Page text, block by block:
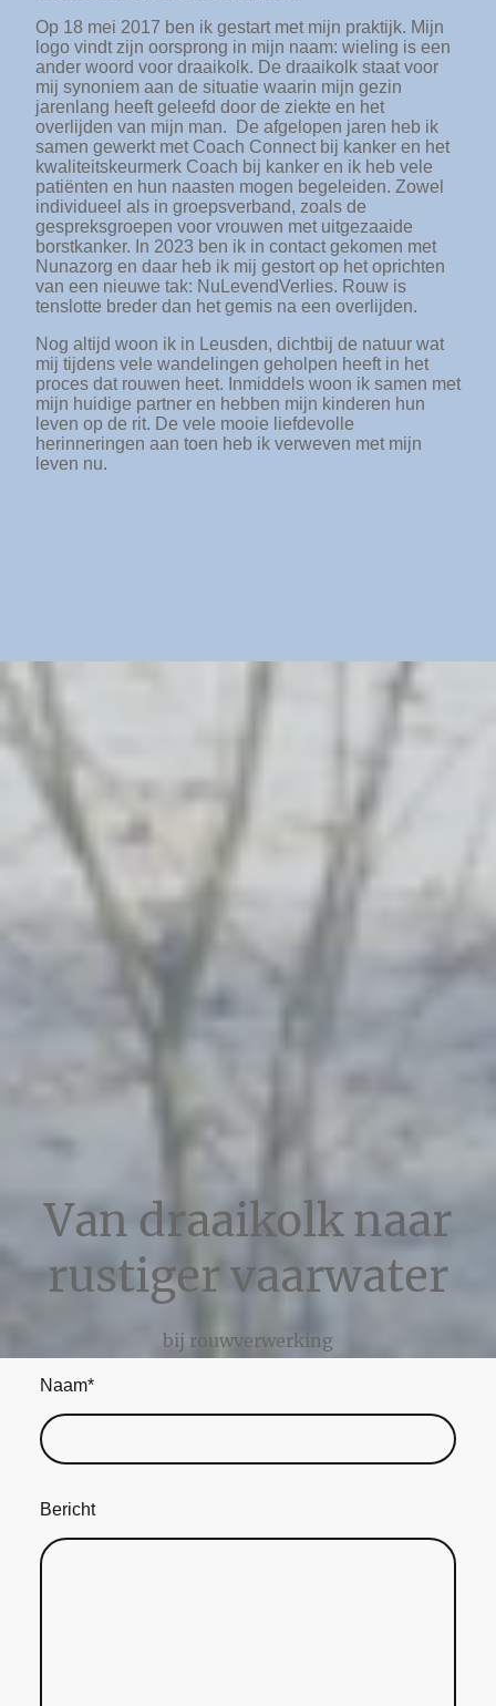
Op 18 mei 2017 ben ik gestart met mijn praktijk. Mijn
logo vindt zijn oorsprong in mijn naam: wieling is een
ander woord voor draaikolk. De draaikolk staat voor
mij synoniem aan de situatie waarin mijn gezin
jarenlang heeft geleefd door de ziekte en het
overlijden van mijn man. De afgelopen jaren heb ik
samen gewerkt met Coach Connect bij kanker en het
kwaliteitskeurmerk Coach bij kanker en ik heb vele
patiënten en hun naasten mogen begeleiden. Zowel
individueel als in groepsverband, zoals de
gespreksgroepen voor vrouwen met uitgezaaide
borstkanker. In 2023 ben ik in contact gekomen met
Nunazorg en daar heb ik mij gestort op het oprichten
van een nieuwe tak: NuLevendVerlies. Rouw is
tenslotte breder dan het gemis na een overlijden.
Nog altijd woon ik in Leusden, dichtbij de natuur wat
mij tijdens vele wandelingen geholpen heeft in het
proces dat rouwen heet. Inmiddels woon ik samen met
mijn huidige partner en hebben mijn kinderen hun
leven op de rit. De vele mooie liefdevolle
herinneringen aan toen heb ik verweven met mijn
leven nu.
Van draaikolk naar
rustiger vaarwater
bij rouwverwerking
Naam*
Bericht